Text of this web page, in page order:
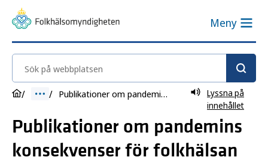
Meny
Sök på webbplatsen
Publikationer om pandemins konsekvenser för folkhälsan
Lyssna på
innehållet
Publikationer om pandemins
konsekvenser för folkhälsan